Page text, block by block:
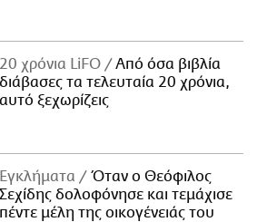
20 χρόνια LiFO
Από όσα βιβλία
διάβασες τα τελευταία 20 χρόνια,
αυτό ξεχωρίζεις
Εγκλήματα
Όταν ο Θεόφιλος
Σεχίδης δολοφόνησε και τεμάχισε
πέντε μέλη της οικογένειάς του